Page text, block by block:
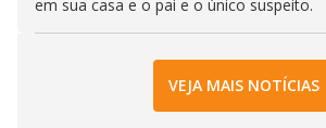
em sua casa e o pai e o único suspeito.
VEJA MAIS NOTÍCIAS